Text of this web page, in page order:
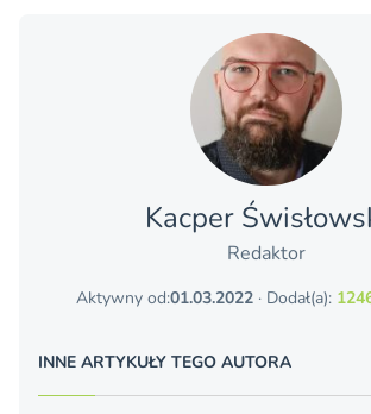
Kacper
Redaktor
Aktywny od:01.03.2022 · Dodał(a):
INNE ARTYKUŁY TEGO AUTORA